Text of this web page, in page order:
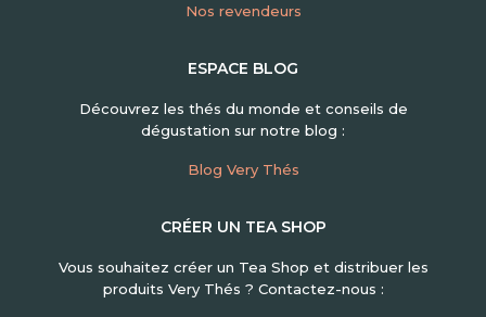
Nos revendeurs
ESPACE BLOG
Découvrez les thés du monde et conseils de
dégustation sur notre blog :
Blog Very Thés
CRÉER UN TEA SHOP
Vous souhaitez créer un Tea Shop et distribuer les
produits Very Thés ? Contactez-nous :